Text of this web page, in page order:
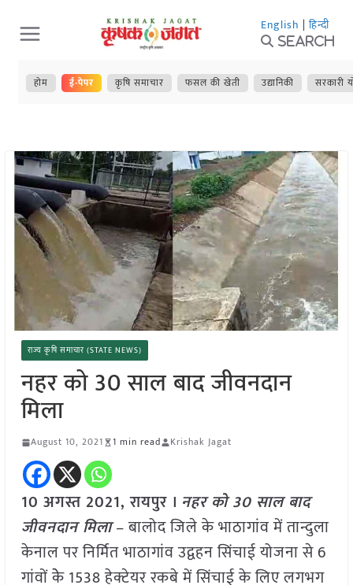
Skip
to
content
English | हिन्दी
Search
होम ई-पेपर कृषि समाचार फसल की खेती उद्यानिकी सरकारी
राज्य कृषि समाचार (STATE NEWS)
नहर को 30 साल बाद जीवनदान
मिला
August 10, 2021 1 min read Krishak Jagat
10 अगस्त 2021,रायपुर। नहर को 30 साल बाद
जीवनदान मिला–बालोद जिले के भाठागांव में तान्दुला
केनाल पर निर्मित भाठागांव उद्वहन सिंचाई योजना से6
गांवों केे1538हेक्टेयर रकबे में सिंचाई के लिए लगभग